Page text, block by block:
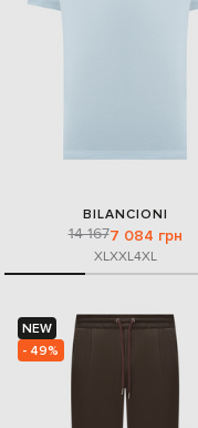
BILANCIONI
14 1677 084 грн
XLXXL4XL
NEW
- 49%